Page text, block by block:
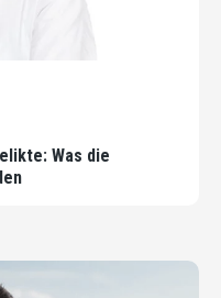
Was die